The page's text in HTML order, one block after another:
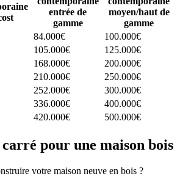
entrée de
gamme
moyen/haut de
gamme
84.000€
100.000€
105.000€
125.000€
168.000€
200.000€
210.000€
250.000€
252.000€
300.000€
336.000€
400.000€
420.000€ 500.000€
pour une maison bois
votre maison neuve en bois ?